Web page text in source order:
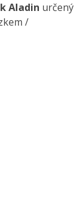
Aladin určený
/